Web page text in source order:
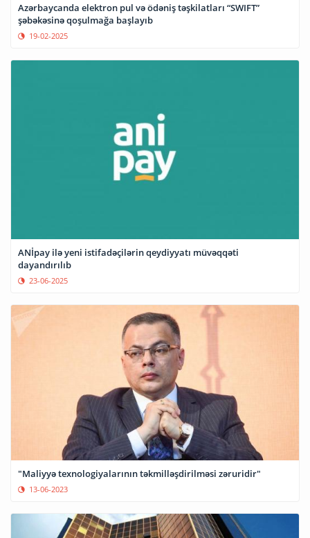
Azərbaycanda elektron pul və ödəniş təşkilatları “SWIFT”
şəbəkəsinə qoşulmağa başlayıb
19-02-2025
ANİpay ilə yeni istifadəçilərin qeydiyyatı müvəqqəti
dayandırılıb
23-06-2025
"Maliyyə texnologiyalarının təkmilləşdirilməsi zəruridir"
13-06-2023